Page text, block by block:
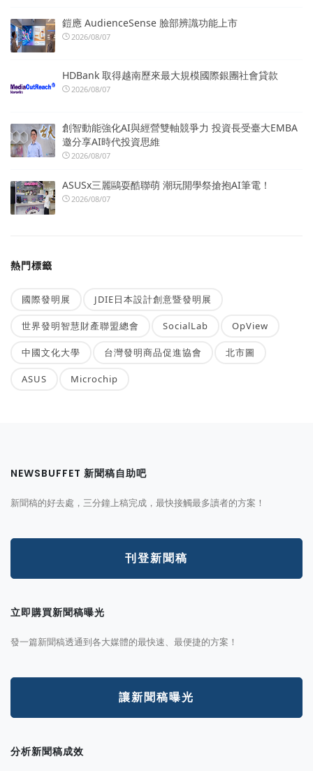
鎧應 AudienceSense 臉部辨識功能上市
2026/08/07
HDBank 取得越南歷來最大規模國際銀團社會貸款
2026/08/07
創智動能強化AI與經營雙軸競爭力 投資長受臺大EMBA
邀分享AI時代投資思維
2026/08/07
ASUSx三麗鷗耍酷聯萌 潮玩開學祭搶抱AI筆電！
2026/08/07
熱門標籤
國際發明展 JDIE日本設計創意暨發明展
世界發明智慧財產聯盟總會 SocialLab OpView
中國文化大學 台灣發明商品促進協會 北市圖
ASUS Microchip
NEWSBUFFET 新聞稿自助吧
新聞稿的好去處，三分鐘上稿完成，最快接觸最多讀者的方案！
刊登新聞稿
立即購買新聞稿曝光
發一篇新聞稿透通到各大媒體的最快速、最便捷的方案！
讓新聞稿曝光
分析新聞稿成效